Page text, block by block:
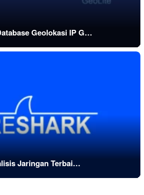
Geolokasi IP G…
Jaringan Terbai…